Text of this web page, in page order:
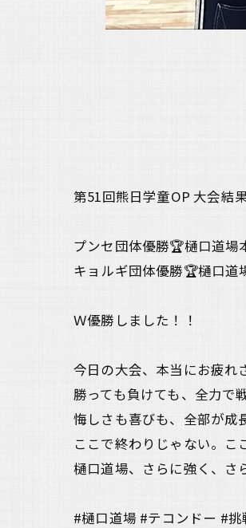
第51回熊日学童OP 大会結
プンセ団体優勝🏆樋口道場
キョルギ団体優勝🏆樋口道
Ｗ優勝しました！！
今日の大会、本当にお疲れ
勝っても負けても、全力で
悔しさも喜びも、全部が成
ここで終わりじゃない。こ
樋口道場、さらに強く、さ
#樋口道場 #テコンドー #